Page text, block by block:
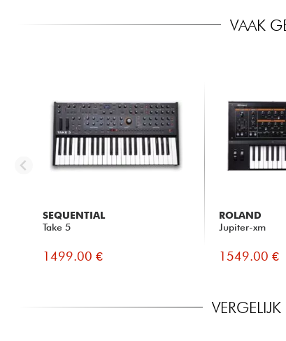
VAAK
SEQUENTIAL
Take 5
1499.00 €
ROLAND
Jupiter-xm
1549.00 €